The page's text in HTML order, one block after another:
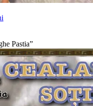
Pastia”